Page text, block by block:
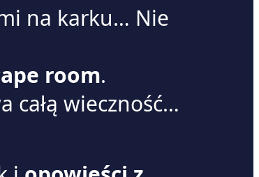
na karku… Nie
room.
całą wieczność…